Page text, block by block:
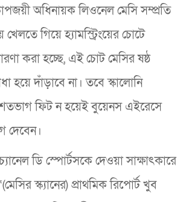
অধিনায়ক লিওনেল মেসি সম্প্রতি
খেলতে গিয়ে হ্যামস্ট্রিংয়ের চোটে
করা হচ্ছে, এই চোট মেসির ষষ্ঠ
হয়ে দাঁড়াবে না। তবে স্কালোনি
শতভাগ ফিট ন হয়েই বুয়েনস এইরেসে
দেবেন।
ডি স্পোর্টসকে দেওয়া সাক্ষাৎকারে
স্ক্যানের) প্রাথমিক রিপোর্ট খুব